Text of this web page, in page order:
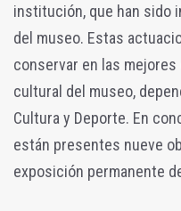
institución, que han sido
del museo. Estas
conservar en las
cultural del museo,
Cultura y Deporte. En
están presentes nueve
exposición permanente